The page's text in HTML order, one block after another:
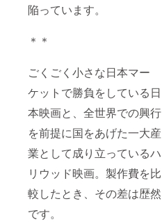
陥っています。
＊＊
ごくごく小さな日本マー
ケットで勝負をしている日
本映画と、全世界での興行
を前提に国をあげた一大産
業として成り立っているハ
リウッド映画。製作費を比
較したとき、その差は歴然
です。